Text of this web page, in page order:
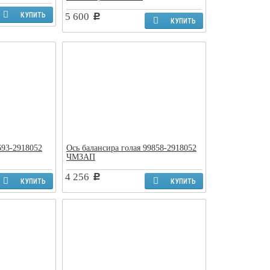
КУПИТЬ 5 600 c
КУПИТЬ
2918052
КУПИТЬ
Ось балансира голая 99858-2918052
ЧМЗАП
4 256 c
КУПИТЬ